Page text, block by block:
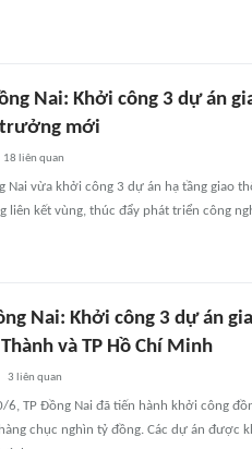
Nai: Khởi công 3 dự án
mới
18 liên quan
Nai vừa khởi công 3 dự án hạ tầng giao
liên kết vùng, thúc đẩy phát triển công
Nai: Khởi công 3 dự án
và TP Hồ Chí Minh
3 liên quan
6, TP Đồng Nai đã tiến hành khởi công
chục nghìn tỷ đồng. Các dự án được